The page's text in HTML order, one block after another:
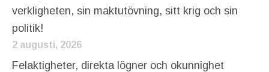
verkligheten, sin maktutövning, sitt krig och sin
politik!
2 augusti, 2026
Felaktigheter, direkta lögner och okunnighet